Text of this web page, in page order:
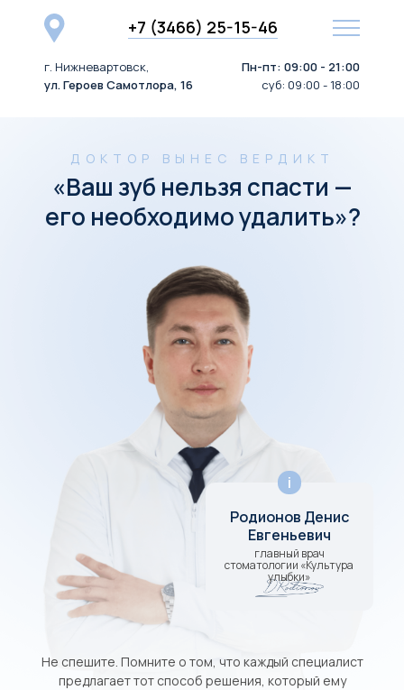
+7 (3466) 25-15-46
г. Нижневартовск,
ул. Героев Самотлора, 16
Пн-пт: 09:00 - 21:00
суб: 09:00 - 18:00
ДОКТОР ВЫНЕС ВЕРДИКТ
Не спешите. Помните о том, что каждый специалист
предлагает тот способ решения, который ему
«Ваш зуб нельзя спасти —
его необходимо удалить»?
i
главный врач
стоматологии «Культура
улыбки»
Родионов Денис
Евгеньевич